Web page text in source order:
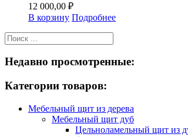
12 000,00 ₽
В корзину Подробнее
Недавно просмотренные:
Категории товаров:
Мебельный щит из дерева
Мебельный щит дуб
Цельноламельный щит из